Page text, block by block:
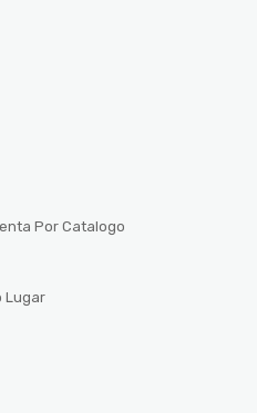
Por Catalogo
Lugar